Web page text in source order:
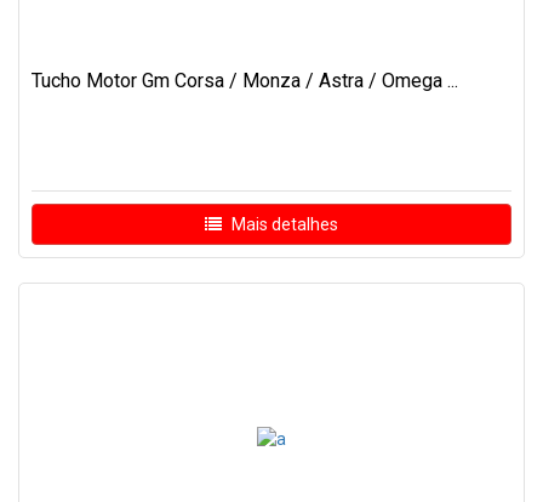
Tucho Motor Gm Corsa / Monza / Astra / Omega ...
Mais detalhes